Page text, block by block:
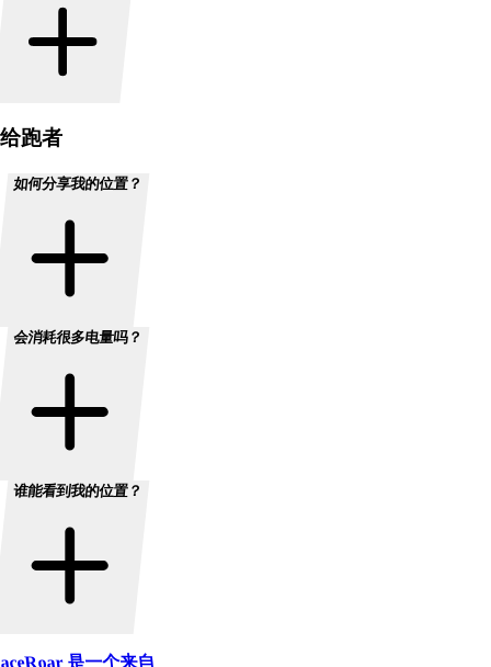
给跑者
如何分享我的位置？
会消耗很多电量吗？
谁能看到我的位置？
是一个来自